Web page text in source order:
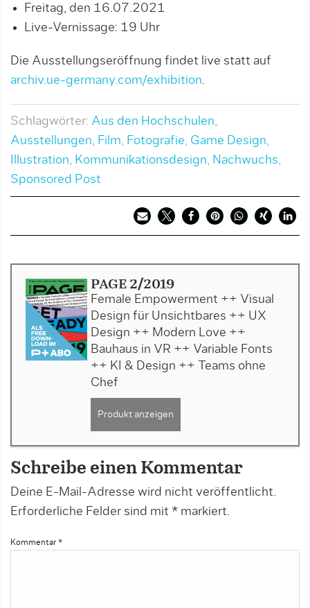
Freitag, den 16.07.2021
Live-Vernissage: 19 Uhr
Die Ausstellungseröffnung findet live statt auf
archiv.ue-germany.com/exhibition.
Schlagwörter: Aus den Hochschulen,
Ausstellungen, Film, Fotografie, Game Design,
Illustration, Kommunikationsdesign, Nachwuchs,
Sponsored Post
PAGE 2/2019
Female Empowerment ++ Visual
Design für Unsichtbares ++ UX
Design ++ Modern Love ++
Bauhaus in VR ++ Variable Fonts
++ KI & Design ++ Teams ohne
Chef
Produkt anzeigen
Schreibe einen Kommentar
Deine E-Mail-Adresse wird nicht veröffentlicht.
Erforderliche Felder sind mit * markiert.
Kommentar *